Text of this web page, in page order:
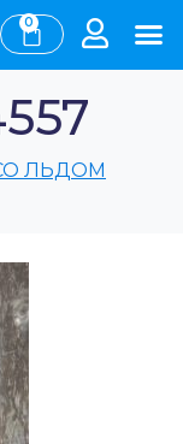
0
ЛЬДОМ